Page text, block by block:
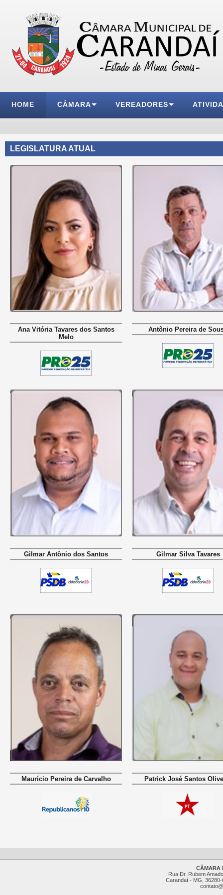
HOME CÂMARA VEREADORES
LEGISLATURA ATUAL
Ana Vitória Tavares dos Santos
Melo
Antônio Pereira de
Gilmar Antônio dos Santos Gilmar Silva Tavares
Maurício Pereira de Carvalho Patrick José Santos
CÂMARA
Rua Dr. Rubem
Carandaí - MG,